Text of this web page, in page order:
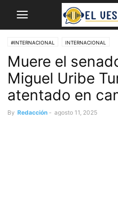
#INTERNACIONAL INTERNACIONAL
Muere el
Miguel Uribe
atentado en
By Redacción - agosto 11, 2025